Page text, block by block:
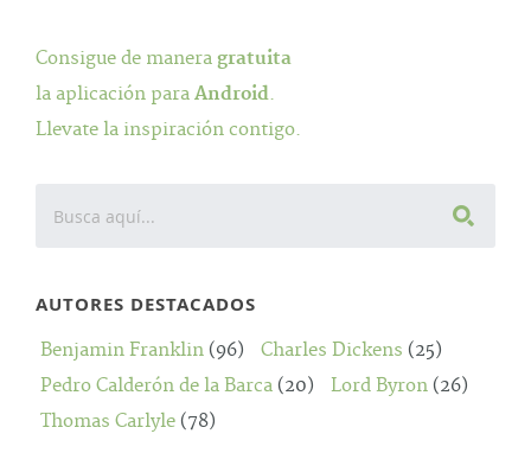
Consigue de manera gratuita
la aplicación para Android.
Llevate la inspiración contigo.
AUTORES DESTACADOS
Benjamin Franklin (96) Charles Dickens (25)
Pedro Calderón de la Barca (20) Lord Byron (26)
Thomas Carlyle (78)